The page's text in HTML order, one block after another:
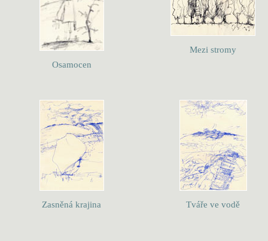
Osamocen
Mezi stromy
Zasněná krajina Tváře ve vodě